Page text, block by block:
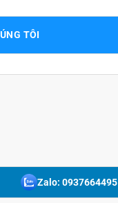
TÔI
Zalo: 0937664495